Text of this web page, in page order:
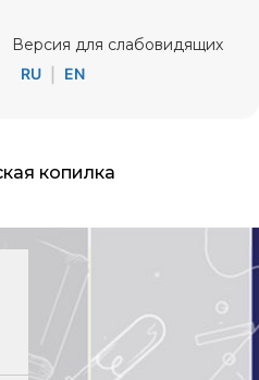
Версия для слабовидящих
RU EN
копилка